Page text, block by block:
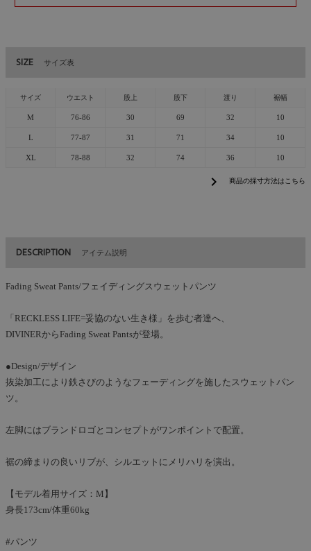
SIZE サイズ表
サイズ ウエスト 股上 股下 渡り 裾幅
M 76-86 30 69 32 10
L 77-87 31 71 34 10
XL 78-88 32 74 36 10
chevron_right 商品の採寸方法はこちら
DESCRIPTION アイテム説明
Fading Sweat Pants/フェイディングスウェットパンツ
「RECKLESS LIFE=妥協のない生き様」を歩む者達へ、
DIVINERからFading Sweat Pantsが登場。
●Design/デザイン
抜染加工により鉄さびのようなフェーディングを施したスウェットパン
ツ。
左脚にはブランドロゴとコンセプトがワンポイントで配置。
裾の締まりの良いリブが、シルエットにメリハリを演出。
【モデル着用サイズ：M】
身長173cm/体重60kg
#パンツ